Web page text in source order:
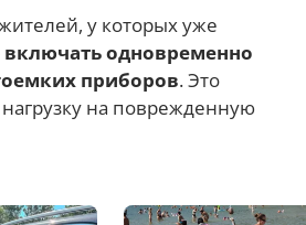
у которых уже
включать одновременно
приборов. Это
на поврежденную